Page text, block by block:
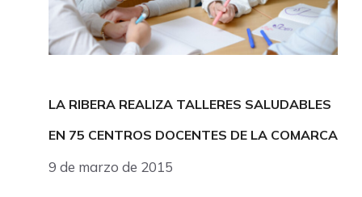
LA RIBERA REALIZA TALLERES SALUDABLES
EN 75 CENTROS DOCENTES DE LA COMARCA
9 de marzo de 2015